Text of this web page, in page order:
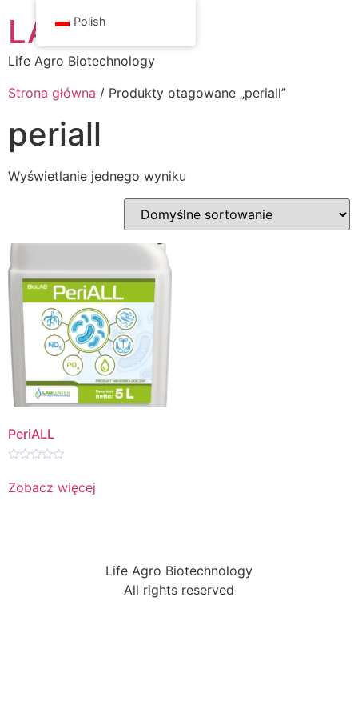
LAB Center
Life Agro Biotechnology
Strona główna / Produkty otagowane „periall”
periall
Wyświetlanie jednego wyniku
PeriALL
0
na
Zobacz więcej
Life Agro Biotechnology
All rights reserved
Polish